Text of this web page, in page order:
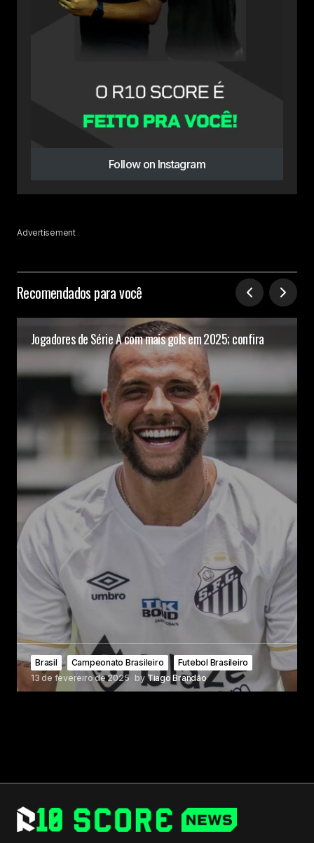
Follow on Instagram
Advertisement
Recomendados para você
Jogadores de Série A com mais gols em 2025; confira
Brasil Campeonato Brasileiro
Futebol Brasileiro
13 de fevereiro de 2025 by Tiago Brandão